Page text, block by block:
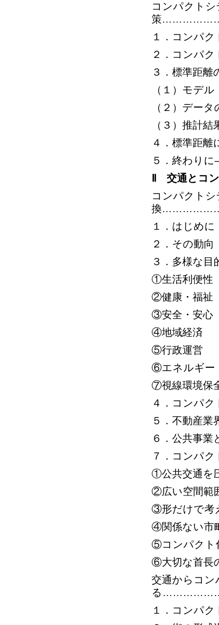
コンパクトシ
策
１．コンパ
２．コンパ
３．標準距
（１）モデル
（２）データ
（３）推計結
４．標準距離
５．終わり
Ⅱ 交通とコ
コンパクト
換
１．はじめに
２．その動向
３．多様な
①生活利便性
②健康・福祉
③安全・安心
④地域経済
⑤行政運営
⑥エネルギー
⑦視線環境保
４．コンパ
５．不動産
６．公共事業
７．コンパ
①公共交通を
②広い空間範
③形だけで考
④関係ない市
⑤コンパクト
⑥大切な首長
交通からコン
る
１．コンパ